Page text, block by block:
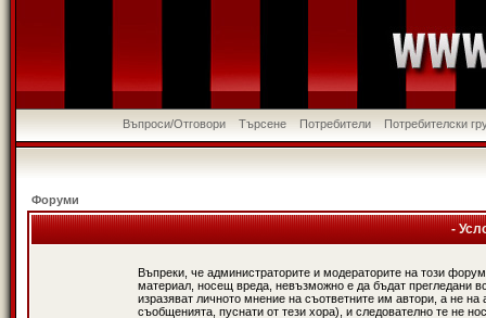
Въпроси/Отговори Търсене Потребители Потребителски
Форуми
-
Въпреки, че администраторите и модераторите на този
материал, носещ вреда, невъзможно е да бъдат прегледани
изразяват личното мнение на съответните им автори, а не
съобщенията, пуснати от тези хора), и следователно те не